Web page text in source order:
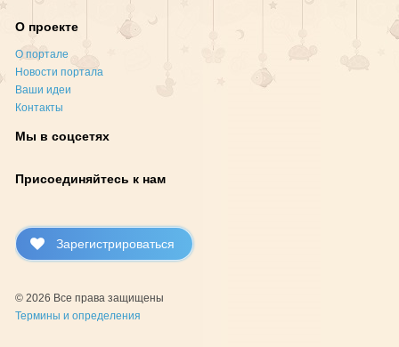
О проекте
О портале
Новости портала
Ваши идеи
Контакты
Мы в соцсетях
Присоединяйтесь к нам
Зарегистрироваться
© 2026 Все права защищены
Термины и определения